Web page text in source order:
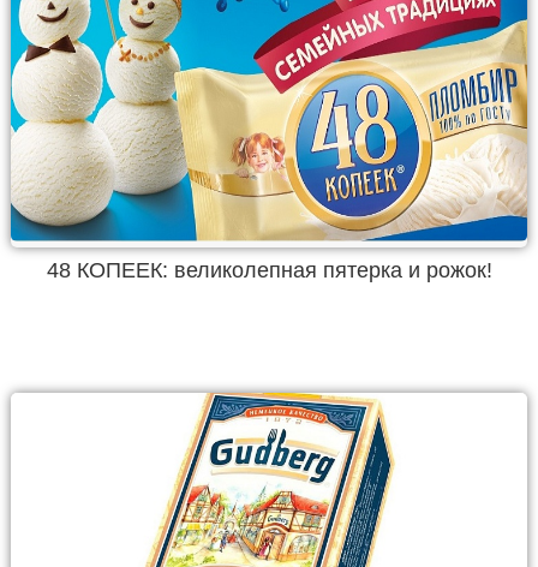
48 КОПЕЕК: великолепная пятерка и рожок!